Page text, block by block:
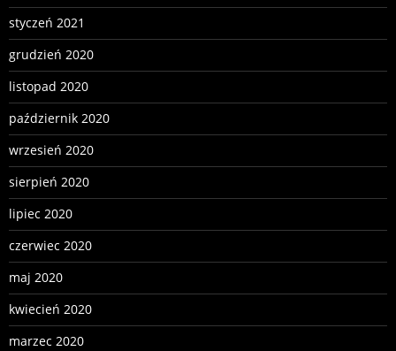
styczeń 2021
grudzień 2020
listopad 2020
październik 2020
wrzesień 2020
sierpień 2020
lipiec 2020
czerwiec 2020
maj 2020
kwiecień 2020
marzec 2020